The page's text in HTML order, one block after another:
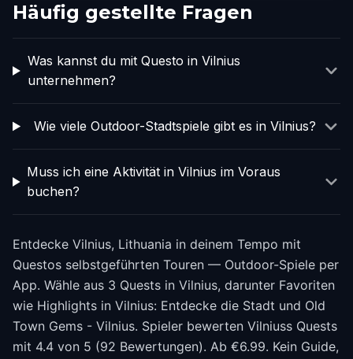
Häufig gestellte Fragen
Was kannst du mit Questo in Vilnius
unternehmen?
Wie viele Outdoor-Stadtspiele gibt es in Vilnius?
Muss ich eine Aktivität in Vilnius im Voraus
buchen?
Entdecke Vilnius, Lithuania in deinem Tempo mit
Questos selbstgeführten Touren — Outdoor-Spiele per
App. Wähle aus 3 Quests in Vilnius, darunter Favoriten
wie Highlights in Vilnius: Entdecke die Stadt und Old
Town Gems - Vilnius. Spieler bewerten Vilniuss Quests
mit 4.4 von 5 (92 Bewertungen). Ab €6.99. Kein Guide,